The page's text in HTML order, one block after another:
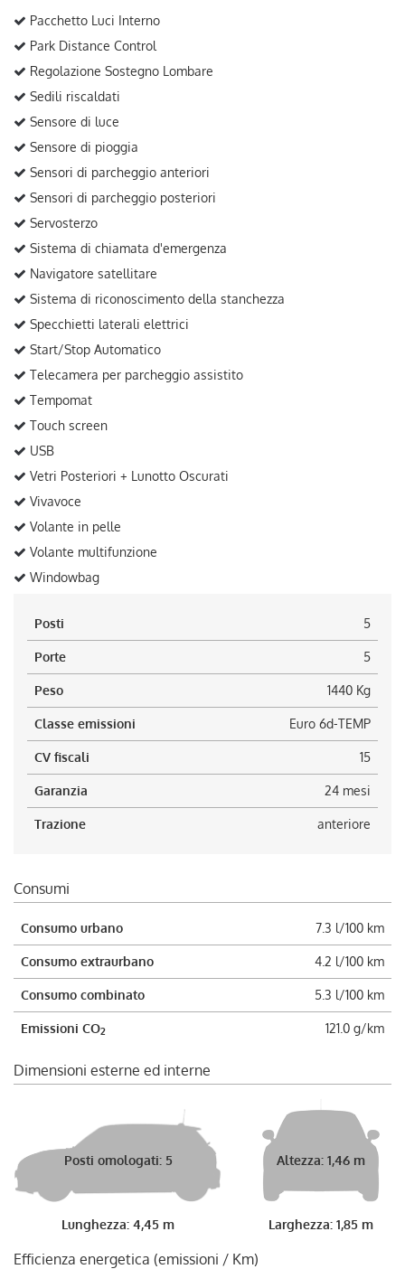
Pacchetto Luci Interno
Park Distance Control
Regolazione Sostegno Lombare
Sedili riscaldati
Sensore di luce
Sensore di pioggia
Sensori di parcheggio anteriori
Sensori di parcheggio posteriori
Servosterzo
Sistema di chiamata d'emergenza
Navigatore satellitare
Sistema di riconoscimento della stanchezza
Specchietti laterali elettrici
Start/Stop Automatico
Telecamera per parcheggio assistito
Tempomat
Touch screen
USB
Vetri Posteriori + Lunotto Oscurati
Vivavoce
Volante in pelle
Volante multifunzione
Windowbag
Posti 5
Porte 5
Peso 1440 Kg
Classe emissioni Euro 6d-TEMP
CV fiscali 15
Garanzia 24 mesi
Trazione anteriore
Consumi
Consumo urbano 7.3 l/100 km
Consumo extraurbano 4.2 l/100 km
Consumo combinato 5.3 l/100 km
Emissioni CO2 121.0 g/km
Dimensioni esterne ed interne
Posti omologati: 5
Lunghezza: 4,45 m
Altezza: 1,46 m
Larghezza: 1,85 m
Efficienza energetica (emissioni / Km)